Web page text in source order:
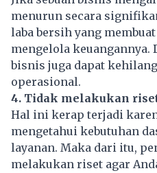
menurun secara
laba bersih yang
mengelola keuangannya.
bisnis juga dapat
operasional.
4. Tidak melakukan
Hal ini kerap terjadi
mengetahui kebutuhan
layanan. Maka dari itu,
melakukan riset agar